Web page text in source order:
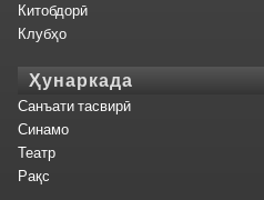
Китобдорӣ
Клубҳо
Ҳунаркада
Санъати тасвирӣ
Синамо
Театр
Рақс